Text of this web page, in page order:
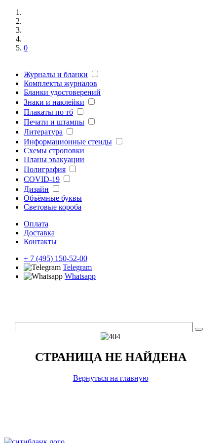
0
Журналы и бланки
Комплекты журналов
Бланки удостоверений
Знаки и наклейки
Плакаты по тб
Печати и штампы
Литература
Информационные стенды
Схемы строповки
Планы эвакуации
Полиграфия
COVID-19
Дизайн
Объёмные буквы
Световые короба
Оплата
Доставка
Контакты
+ 7 (495) 150-52-00
Telegram
Whatsapp
СТРАНИЦА НЕ НАЙДЕНА
Вернуться на главную